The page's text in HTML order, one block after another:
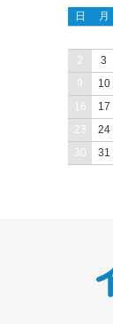
日 月
2 3
9 10
16 17
23 24
30 31